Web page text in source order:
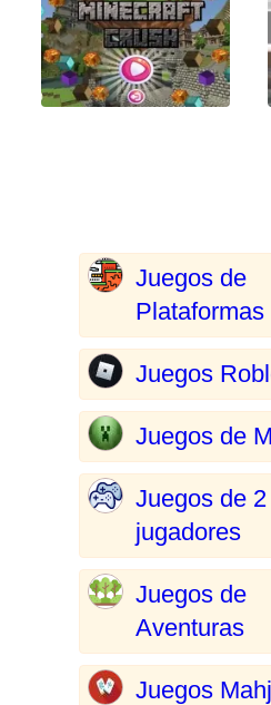
Juegos de
Plataformas
Juegos
Juegos de
Juegos de 2
jugadores
Juegos de
Aventuras
Juegos